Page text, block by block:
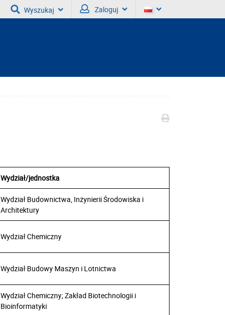
Wyszukaj Zaloguj
Wydział/jednostka
Wydział Budownictwa, Inżynierii Środowiska i
Architektury
Wydział Chemiczny
Wydział Budowy Maszyn i Lotnictwa
Wydział Chemiczny; Zakład Biotechnologii i
Bioinformatyki